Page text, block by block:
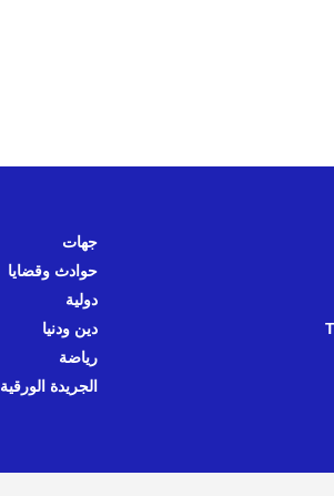
جهات
حوادث وقضايا
دولية
دين ودنيا
رياضة
الجريدة الورقية